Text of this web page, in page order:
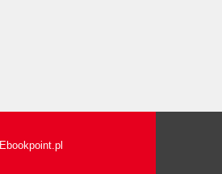
Ebookpoint.pl